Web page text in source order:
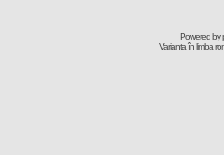
Powered by
Varianta în limba